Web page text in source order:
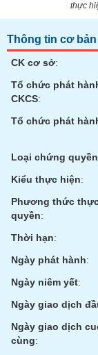
thực
Thông tin cơ bản
CK cơ sở:
Tổ chức phát
CKCS:
Tổ chức phát
Loại chứng quyền
Kiểu thực hiện:
Phương thức
quyền:
Thời hạn:
Ngày phát hành:
Ngày niêm yết:
Ngày giao dịch
Ngày giao dịch
cùng: